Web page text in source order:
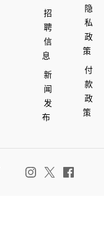
招
聘
信
息
新
闻
发
布
隐
私
政
策
付
款
政
策